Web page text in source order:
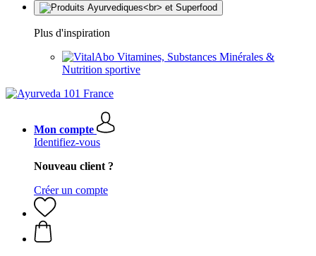
Plus d'inspiration
Vitamines, Substances Minérales &
Nutrition sportive
Mon compte
Identifiez-vous
Nouveau client ?
Créer un compte